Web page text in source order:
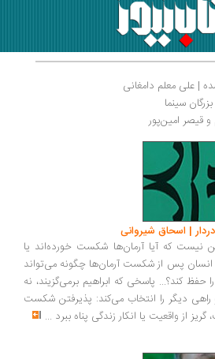
| علی معلم دامغانی
سینما
قیصر امین‌پور
| اسحاق شیروانی
نیست که آیا آرمان‌ها شکست خورده‌اند یا
پس از شکست آرمان‌ها چگونه می‌تواند
کند؟... پاسخی که ابراهیم برمی‌گزیند، نه
دیگر را انتخاب می‌کند: پذیرفتن شکست
از واقعیت یا انکار زندگی پناه ببرد ...